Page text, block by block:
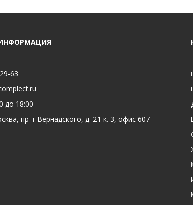
63
до 18:00
пр-т Вернадского, д. 21 к. 3, офис 607